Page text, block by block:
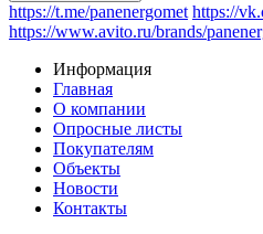
https://t.me/panenergomet https://
https://www.avito.ru/brands/
Информация
Главная
О компании
Опросные листы
Покупателям
Объекты
Новости
Контакты